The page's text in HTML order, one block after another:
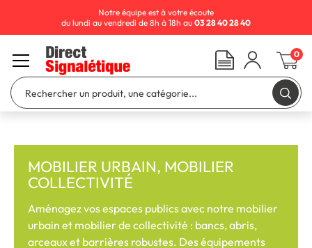
MOBILIER URBAIN, MOBILIER
COLLECTIVITÉ
Aménagez vos espaces publics avec notre mobilier
urbain et mobilier de collectivité : bancs, abris,
arceaux et barrières robustes. Des équipements
Notre équipe est à votre écoute
du lundi au vendredi de 8h à 18h au 03 28 40 28 40
0